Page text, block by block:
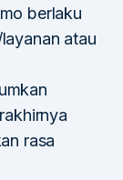
berlaku
atau
rasa